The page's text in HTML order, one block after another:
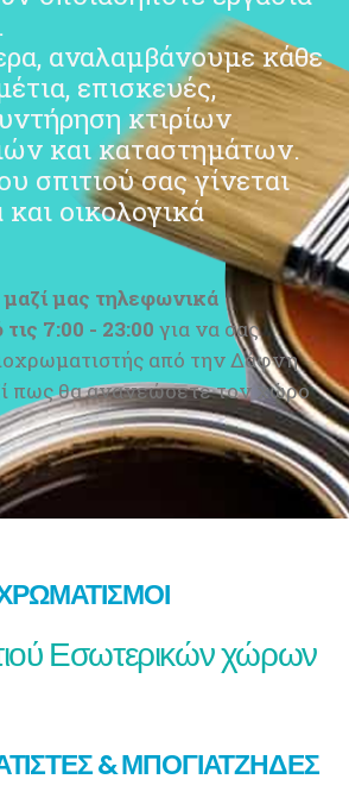
αναλαμβάνουμε κάθε
επισκευές,
κτιρίων
και καταστημάτων.
σπιτιού σας γίνεται
οικολογικά
μας τηλεφωνικά
7:00 - 23:00 για να σας
από την Δάφνη
πως θα ανανεώσετε τον χώρο
Εσωτερικών χώρων
& ΜΠΟΓΙΑΤΖΉΔΕΣ